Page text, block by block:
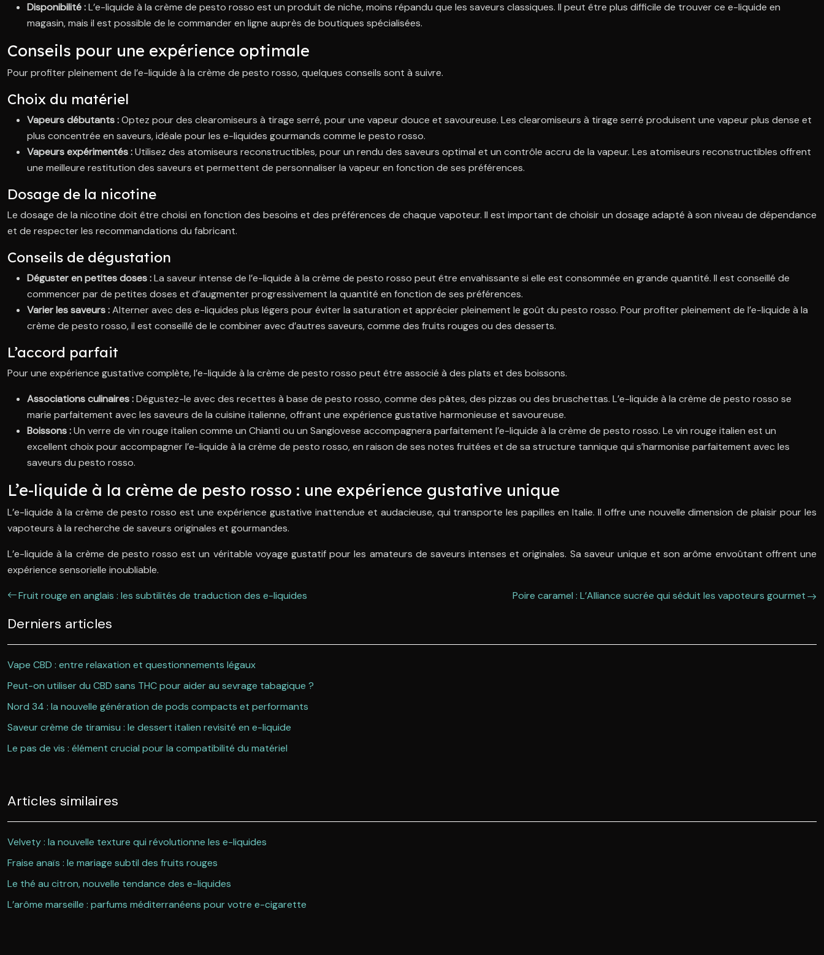
Disponibilité :L’e-liquide à la crème de pesto rosso est un produit de niche, moins répandu que les saveurs classiques. Il peut être plus difficile de trouver ce e-liquide en
magasin, mais il est possible de le commander en ligne auprès de boutiques spécialisées.
Conseils pour une expérience optimale
Pour profiter pleinement de l’e-liquide à la crème de pesto rosso, quelques conseils sont à suivre.
Choix du matériel
Vapeurs débutants :Optez pour des clearomiseurs à tirage serré, pour une vapeur douce et savoureuse. Les clearomiseurs à tirage serré produisent une vapeur plus dense et
plus concentrée en saveurs, idéale pour les e-liquides gourmands comme le pesto rosso.
Vapeurs expérimentés :Utilisez des atomiseurs reconstructibles, pour un rendu des saveurs optimal et un contrôle accru de la vapeur. Les atomiseurs reconstructibles offrent
une meilleure restitution des saveurs et permettent de personnaliser la vapeur en fonction de ses préférences.
Dosage de la nicotine
Le dosage de la nicotine doit être choisi en fonction des besoins et des préférences de chaque vapoteur. Il est important de choisir un dosage adapté à son niveau de dépendance
et de respecter les recommandations du fabricant.
Conseils de dégustation
Déguster en petites doses :La saveur intense de l’e-liquide à la crème de pesto rosso peut être envahissante si elle est consommée en grande quantité. Il est conseillé de
commencer par de petites doses et d’augmenter progressivement la quantité en fonction de ses préférences.
Varier les saveurs :Alterner avec des e-liquides plus légers pour éviter la saturation et apprécier pleinement le goût du pesto rosso. Pour profiter pleinement de l’e-liquide à la
crème de pesto rosso, il est conseillé de le combiner avec d’autres saveurs, comme des fruits rouges ou des desserts.
L’accord parfait
Pour une expérience gustative complète, l’e-liquide à la crème de pesto rosso peut être associé à des plats et des boissons.
Associations culinaires :Dégustez-le avec des recettes à base de pesto rosso, comme des pâtes, des pizzas ou des bruschettas. L’e-liquide à la crème de pesto rosso se
marie parfaitement avec les saveurs de la cuisine italienne, offrant une expérience gustative harmonieuse et savoureuse.
Boissons :Un verre de vin rouge italien comme un Chianti ou un Sangiovese accompagnera parfaitement l’e-liquide à la crème de pesto rosso. Le vin rouge italien est un
excellent choix pour accompagner l’e-liquide à la crème de pesto rosso, en raison de ses notes fruitées et de sa structure tannique qui s’harmonise parfaitement avec les
saveurs du pesto rosso.
L’e-liquide à la crème de pesto rosso : une expérience gustative unique
L’e-liquide à la crème de pesto rosso est une expérience gustative inattendue et audacieuse, qui transporte les papilles en Italie. Il offre une nouvelle dimension de plaisir pour les
vapoteurs à la recherche de saveurs originales et gourmandes.
L’e-liquide à la crème de pesto rosso est un véritable voyage gustatif pour les amateurs de saveurs intenses et originales. Sa saveur unique et son arôme envoûtant offrent une
expérience sensorielle inoubliable.
Fruit rouge en anglais : les subtilités de traduction des e-liquides
Poire caramel : L’Alliance sucrée qui séduit les vapoteurs gourmet
Derniers articles
Vape CBD : entre relaxation et questionnements légaux
Peut-on utiliser du CBD sans THC pour aider au sevrage tabagique ?
Nord 34 : la nouvelle génération de pods compacts et performants
Saveur crème de tiramisu : le dessert italien revisité en e-liquide
Le pas de vis : élément crucial pour la compatibilité du matériel
Articles similaires
Velvety : la nouvelle texture qui révolutionne les e-liquides
Fraise anaïs : le mariage subtil des fruits rouges
Le thé au citron, nouvelle tendance des e-liquides
L’arôme marseille : parfums méditerranéens pour votre e-cigarette